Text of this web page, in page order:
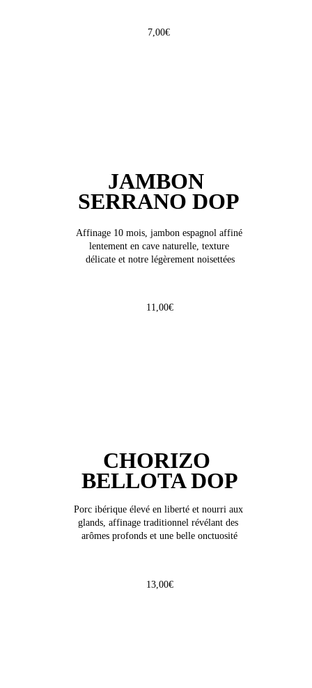
JAMBON
SERRANO DOP
CHORIZO
BELLOTA DOP
Affinage 10 mois, jambon espagnol affiné
lentement en cave naturelle, texture
délicate et notre légèrement noisettées
Porc ibérique élevé en liberté et nourri aux
glands, affinage traditionnel révélant des
arômes profonds et une belle onctuosité
7,00€
11,00€
13,00€